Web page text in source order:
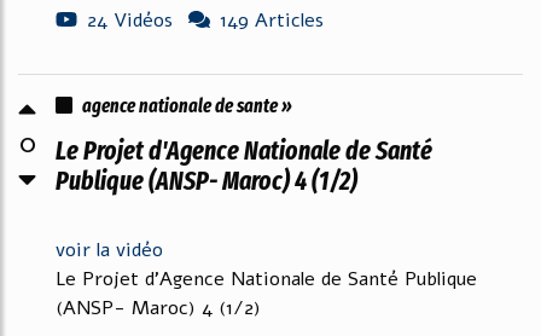
24 Vidéos
149 Articles
0
agence nationale de sante »
Le Projet d'Agence Nationale de Santé
Publique (ANSP- Maroc) 4 (1/2)
voir la vidéo
Le Projet d'Agence Nationale de Santé Publique
(ANSP- Maroc) 4 (1/2)